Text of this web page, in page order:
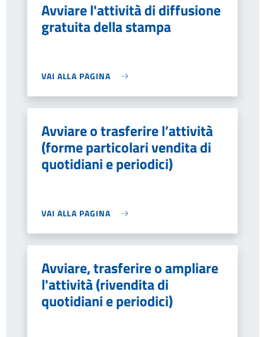
Avviare l'attività di diffusione
gratuita della stampa
VAI ALLA PAGINA
Avviare o trasferire l’attività
(forme particolari vendita di
quotidiani e periodici)
VAI ALLA PAGINA
Avviare, trasferire o ampliare
l'attività (rivendita di
quotidiani e periodici)